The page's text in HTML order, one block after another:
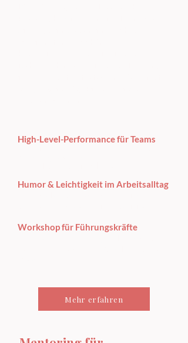
High-Level-Performance für Teams
Stark in Präsentationen, Meetings und
Humor & Leichtigkeit im Arbeitsalltag
Workshop für Führungskräfte
Mehr erfahren